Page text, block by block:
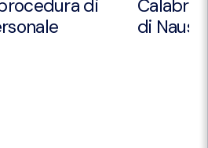
di
Calabria
di